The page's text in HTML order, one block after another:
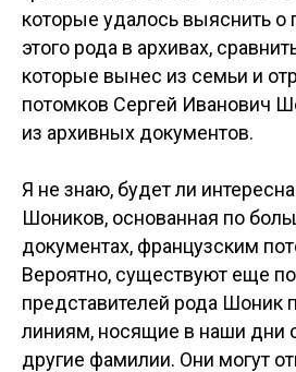
которые удалось выяснить о
этого рода в архивах,
которые вынес из семьи и
потомков Сергей Иванович
из архивных документов.
Я не знаю, будет ли
Шоников, основанная по
документах, французским
Вероятно, существуют еще
представителей рода Шоник
линиям, носящие в наши дни
другие фамилии. Они могут